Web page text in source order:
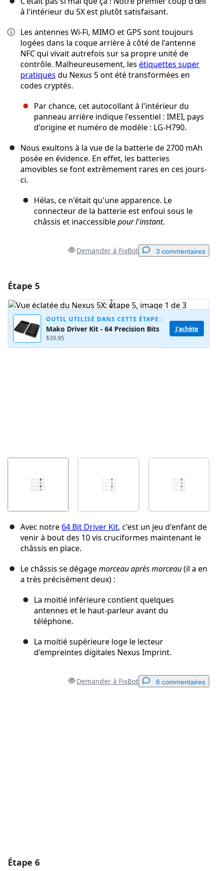
à l'intérieur du 5X est plutôt satisfaisant.
Les antennes Wi-Fi, MIMO et GPS sont toujours
logées dans la coque arrière à côté de l'antenne
NFC qui vivait autrefois sur sa propre unité de
contrôle. Malheureusement, les étiquettes super
pratiques du Nexus 5 ont été transformées en
codes cryptés.
Par chance, cet autocollant à l'intérieur du
panneau arrière indique l'essentiel : IMEI, pays
d'origine et numéro de modèle : LG-H790.
Nous exultons à la vue de la batterie de 2700 mAh
posée en évidence. En effet, les batteries
amovibles se font extrêmement rares en ces jours-
ci.
Hélas, ce n'était qu'une apparence. Le
connecteur de la batterie est enfoui sous le
châssis et inaccessiblepour l'instant.
Demander à FixBot 3 commentaires
Ajouter un commentaire
Étape 5
OUTIL UTILISÉ DANS CETTE ÉTAPE :
Mako Driver Kit - 64 Precision Bits
$39.95
J'achète
Avec notre 64 Bit Driver Kit, c'est un jeu d'enfant de
venir à bout des 10 vis cruciformes maintenant le
châssis en place.
Le châssis se dégagemorceau après morceau(il a en
a très précisément deux) :
La moitié inférieure contient quelques
antennes et le haut-parleur avant du
téléphone.
La moitié supérieure loge le lecteur
d'empreintes digitales Nexus Imprint.
Demander à FixBot 8 commentaires
Étape 6